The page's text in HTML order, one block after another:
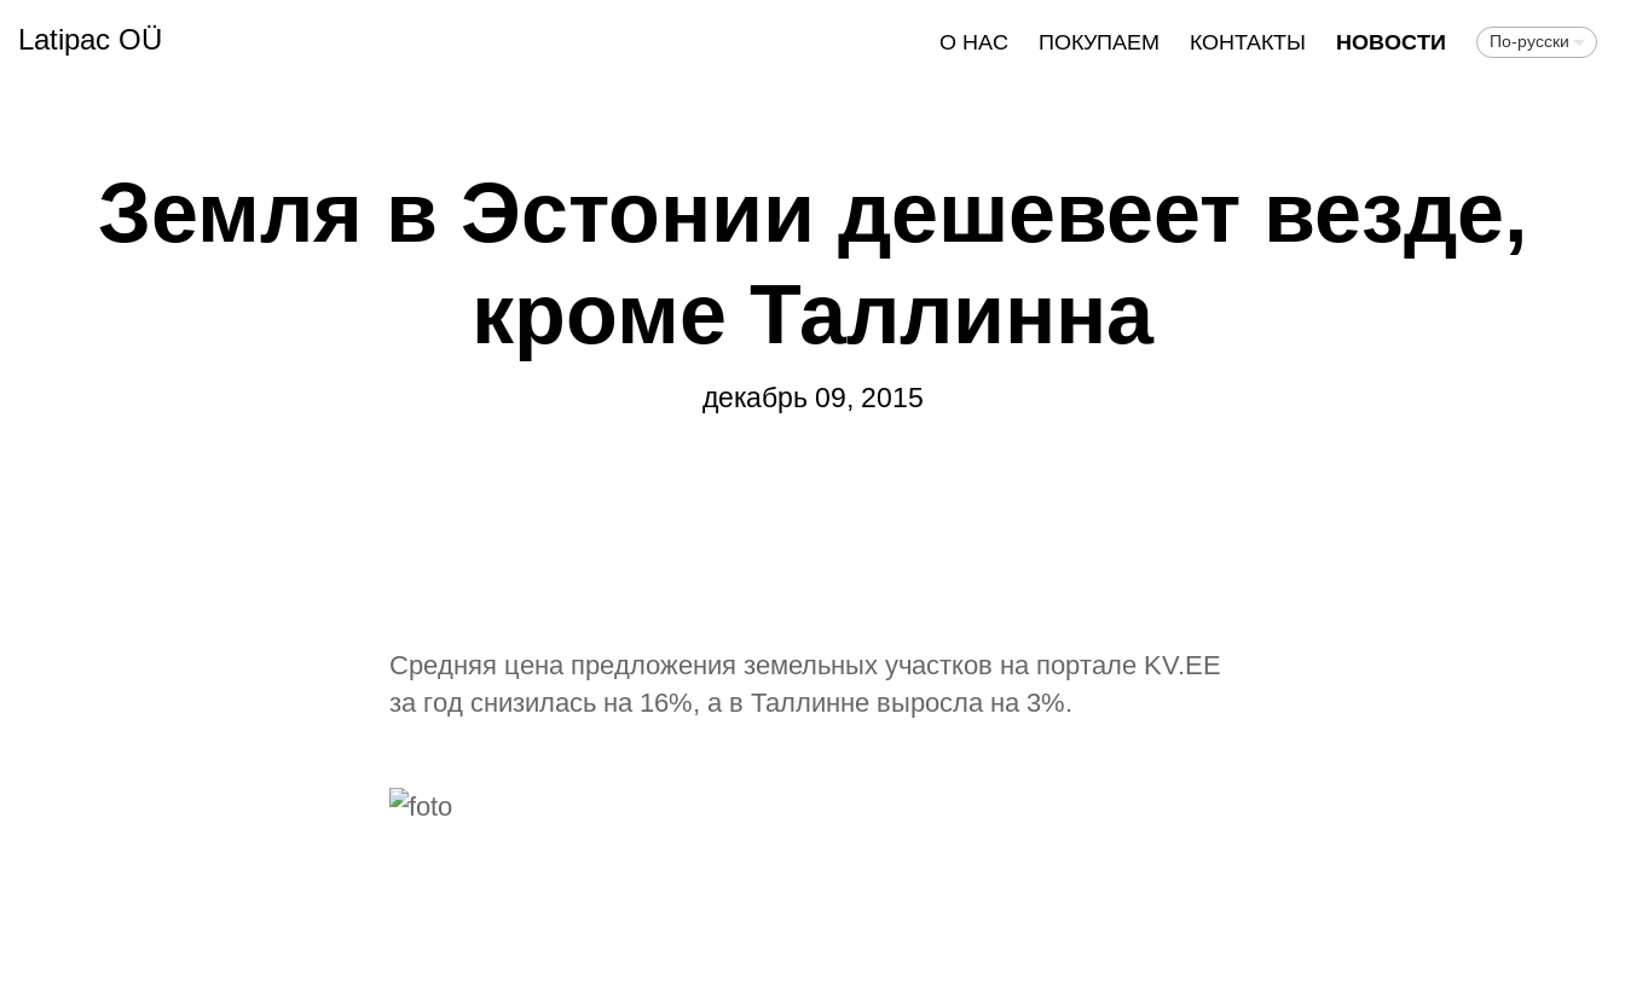
Latipac OÜ О НАС ПОКУПАЕМ КОНТАКТЫ НОВОСТИ По-русски
Земля в Эстонии дешевеет везде,
кроме Таллинна
декабрь 09, 2015
Средняя цена предложения земельных участков на портале KV.EE
за год снизилась на 16%, а в Таллинне выросла на 3%.